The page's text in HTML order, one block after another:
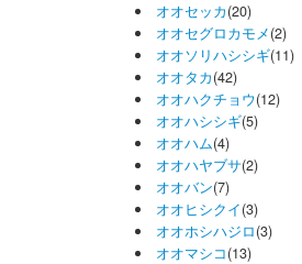
オオセッカ(20)
オオセグロカモメ(2)
オオソリハシシギ(11)
オオタカ(42)
オオハクチョウ(12)
オオハシシギ(5)
オオハム(4)
オオハヤブサ(2)
オオバン(7)
オオヒシクイ(3)
オオホシハジロ(3)
オオマシコ(13)